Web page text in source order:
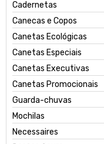
Cadernetas
Canecas e Copos
Canetas Ecológicas
Canetas Especiais
Canetas Executivas
Canetas Promocionais
Guarda-chuvas
Mochilas
Necessaires